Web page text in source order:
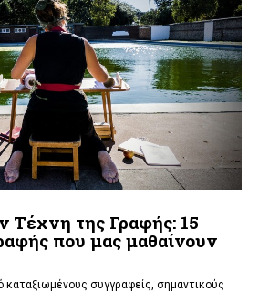
Τέχνη της Γραφής: 15
που μας μαθαίνουν
καταξιωμένους συγγραφείς, σημαντικούς